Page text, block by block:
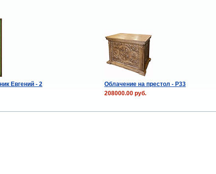
Евгений - 2
Облачение на престол - P33
208000.00 руб.